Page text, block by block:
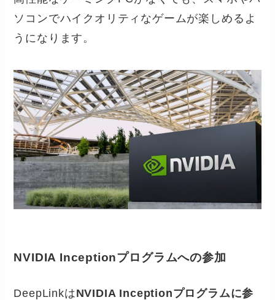
ソコンでハイクオリティなゲームが楽しめるよ
うになります。
NVIDIA Inceptionプログラムへの参加
DeepLinkはNVIDIA Inceptionプログラムに参